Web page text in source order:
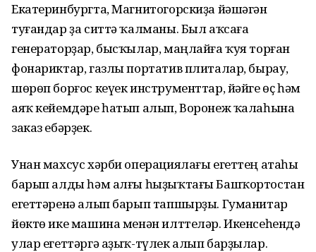
Екатеринбургта, Магнитогорскиҙа йәшәгән
туғандар ҙа ситтә ҡалманы. Был аҡсаға
генераторҙар, бысҡылар, маңлайға ҡуя торған
фонариктар, газлы портатив плиталар, бырау,
шөрөп борғос кеүек инструменттар, йәйге өҫ һәм
аяҡ кейемдәре һатып алып, Воронеж ҡалаһына
заказ ебәрҙек.
Унан махсус хәрби операциялағы егеттең атаһы
барып алды һәм алғы һыҙыҡтағы Башҡортостан
егеттәренә алып барып тапшырҙы. Гуманитар
йөктө ике машина менән илттеләр. Икенсеһендә
улар егеттәргә аҙыҡ-түлек алып барҙылар.